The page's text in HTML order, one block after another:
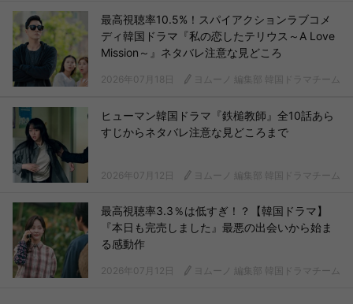
最高視聴率10.5%！スパイアクションラブコメ
ディ韓国ドラマ『私の恋したテリウス～A Love
Mission～』ネタバレ注意な見どころ
2026年07月18日 ヨムーノ 編集部 韓国ドラマチーム
ヒューマン韓国ドラマ『鉄槌教師』全10話あら
すじからネタバレ注意な見どころまで
2026年07月12日 ヨムーノ 編集部 韓国ドラマチーム
最高視聴率3.3％は低すぎ！？【韓国ドラマ】
『本日も完売しました』最悪の出会いから始ま
る感動作
2026年07月12日 ヨムーノ 編集部 韓国ドラマチーム